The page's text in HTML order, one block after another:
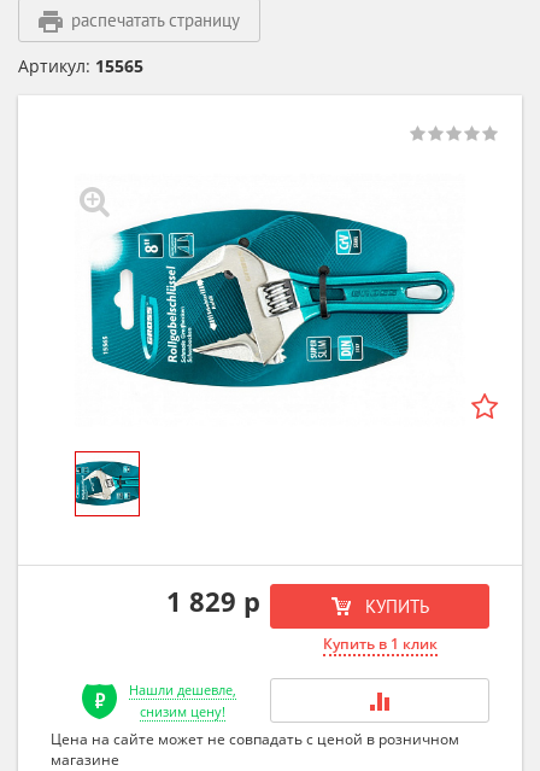
распечатать страницу
Артикул: 15565
1 829 р КУПИТЬ
Купить в 1 клик
Нашли дешевле,
снизим цену!
Цена на сайте может не совпадать с ценой в розничном
магазине